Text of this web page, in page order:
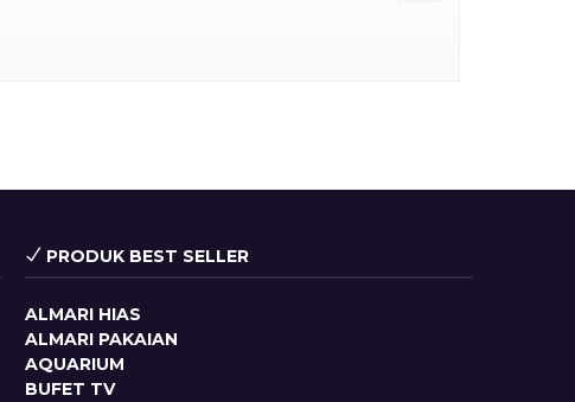
PRODUK BEST SELLER
ALMARI HIAS
ALMARI PAKAIAN
AQUARIUM
BUFET TV